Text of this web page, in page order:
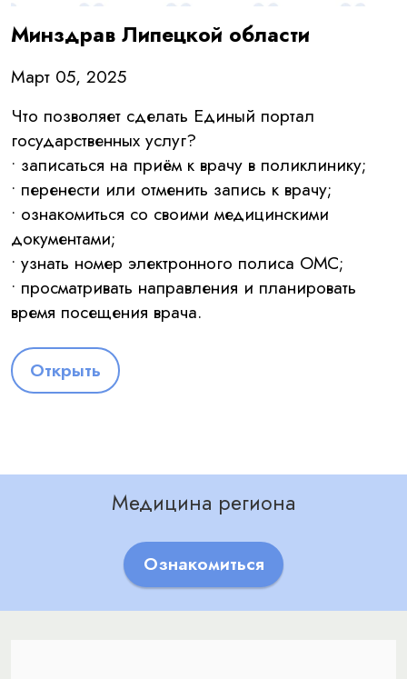
Минздрав Липецкой области
Март 05, 2025
Что позволяет сделать Единый портал
государственных услуг?
• записаться на приём к врачу в поликлинику;
• перенести или отменить запись к врачу;
• ознакомиться со своими медицинскими
документами;
• узнать номер электронного полиса ОМС;
• просматривать направления и планировать
время посещения врача.
Открыть
Медицина региона
Ознакомиться